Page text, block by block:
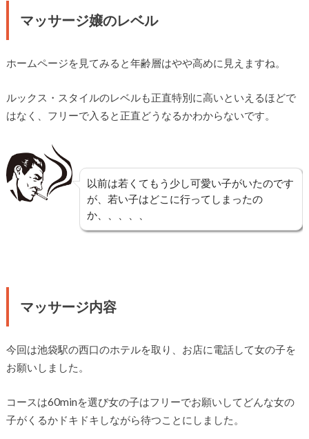
マッサージ嬢のレベル
ホームページを見てみると年齢層はやや高めに見えますね。
ルックス・スタイルのレベルも正直特別に高いといえるほどで
はなく、フリーで入ると正直どうなるかわからないです。
以前は若くてもう少し可愛い子がいたのです
が、若い子はどこに行ってしまったの
か、、、、、
マッサージ内容
今回は池袋駅の西口のホテルを取り、お店に電話して女の子を
お願いしました。
コースは60minを選び女の子はフリーでお願いしてどんな女の
子がくるかドキドキしながら待つことにしました。